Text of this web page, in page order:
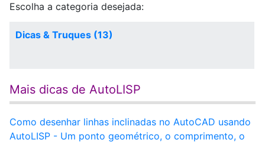
Escolha a categoria desejada:
Dicas & Truques (13)
Mais dicas de AutoLISP
Como desenhar linhas inclinadas no AutoCAD usando
AutoLISP - Um ponto geométrico, o comprimento, o